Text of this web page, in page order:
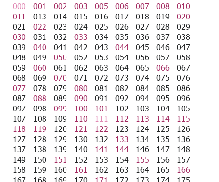
000
001 002 003 005 006 007 008
010
011
013 014 015 016 017 018 019
020
021
022 023 024 025 026 027 028
029
030
031 032 033 034 035 036 037
038
039
040 041 042 043 044 045 046
047
048
049 050 052 053 054 056 057
058
059
060 061 062 063 064 065 066
067
068
069 070 071 072 073 074 075
076
077
078 079 080 081 082 084 085
086
087
088 089 090 091 092 094 095
096
097
098 099 100 101 102 103 104
105
107
108 109 110 111 112 113 114
115
118
119 120 121 122 123 124 125
126
127
128 129 130 132 133 134 135
136
137
138 139 140 141 144 146 147
148
149
150 151 152 153 154 155 156
157
158
159 160 161 162 163 164 165
166
167
168 169 170 171 172 173 174
175